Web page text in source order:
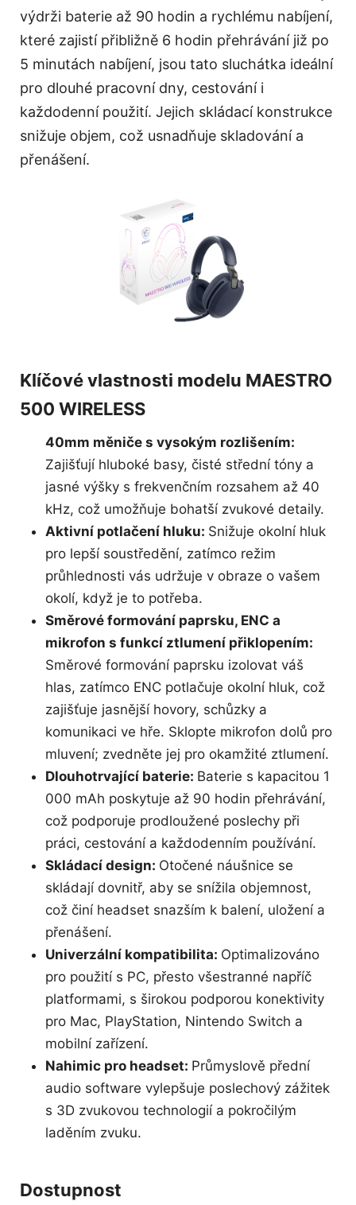
výdrži baterie až 90 hodin a rychlému nabíjení,
které zajistí přibližně 6 hodin přehrávání již po
5 minutách nabíjení, jsou tato sluchátka ideální
pro dlouhé pracovní dny, cestování i
každodenní použití. Jejich skládací konstrukce
snižuje objem, což usnadňuje skladování a
přenášení.
Klíčové vlastnosti modelu MAESTRO
500 WIRELESS
40mm měniče s vysokým rozlišením:
Zajišťují hluboké basy, čisté střední tóny a
jasné výšky s frekvenčním rozsahem až 40
kHz, což umožňuje bohatší zvukové detaily.
Aktivní potlačení hluku: Snižuje okolní hluk
pro lepší soustředění, zatímco režim
průhlednosti vás udržuje v obraze o vašem
okolí, když je to potřeba.
Směrové formování paprsku, ENC a
mikrofon s funkcí ztlumení přiklopením:
Směrové formování paprsku izolovat váš
hlas, zatímco ENC potlačuje okolní hluk, což
zajišťuje jasnější hovory, schůzky a
komunikaci ve hře. Sklopte mikrofon dolů pro
mluvení; zvedněte jej pro okamžité ztlumení.
Dlouhotrvající baterie: Baterie s kapacitou 1
000 mAh poskytuje až 90 hodin přehrávání,
což podporuje prodloužené poslechy při
práci, cestování a každodenním používání.
Skládací design: Otočené náušnice se
skládají dovnitř, aby se snížila objemnost,
což činí headset snazším k balení, uložení a
přenášení.
Univerzální kompatibilita: Optimalizováno
pro použití s PC, přesto všestranné napříč
platformami, s širokou podporou konektivity
pro Mac, PlayStation, Nintendo Switch a
mobilní zařízení.
Nahimic pro headset: Průmyslově přední
audio software vylepšuje poslechový zážitek
s 3D zvukovou technologií a pokročilým
laděním zvuku.
Dostupnost